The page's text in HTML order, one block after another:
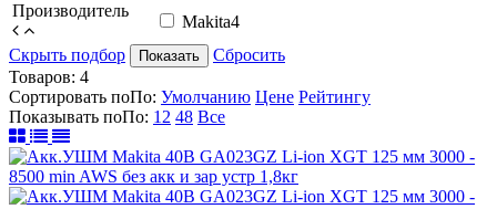
Производитель
Makita4
Скрыть подбор
Показать
Сбросить
Товаров: 4
Сортировать поПо: Умолчанию Цене Рейтингу
Показывать поПо: 12 48 Все